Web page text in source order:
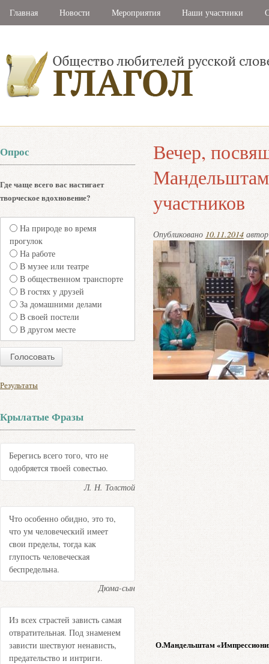
Главная Новости Мероприятия Наши участники
Вечер,
участников
Опубликовано 10.11.2014
О.Мандельштам
Опрос
Где чаще всего вас настигает
творческое вдохновение?
На природе во время
прогулок
На работе
В музее или театре
В общественном транспорте
В гостях у друзей
За домашними делами
В своей постели
В другом месте
Результаты
Крылатые Фразы
Берегись всего того, что не
одобряется твоей совестью.
Л. Н. Толстой
Что особенно обидно, это то,
что ум человеческий имеет
свои пределы, тогда как
глупость человеческая
беспредельна.
Дюма-сын
Из всех страстей зависть самая
отвратительная. Под знаменем
зависти шествуют ненависть,
предательство и интриги.